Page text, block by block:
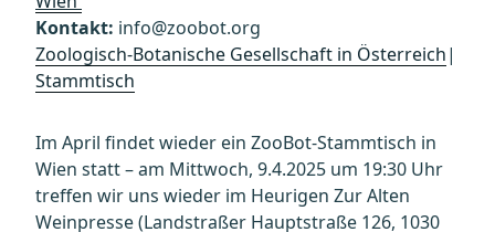
Kontakt: info@zoobot.org
Zoologisch-Botanische Gesellschaft in Österreich|
Stammtisch
Im April findet wieder ein ZooBot-Stammtisch in
Wien statt – am Mittwoch, 9.4.2025 um 19:30 Uhr
treffen wir uns wieder im Heurigen Zur Alten
Weinpresse (Landstraßer Hauptstraße 126, 1030